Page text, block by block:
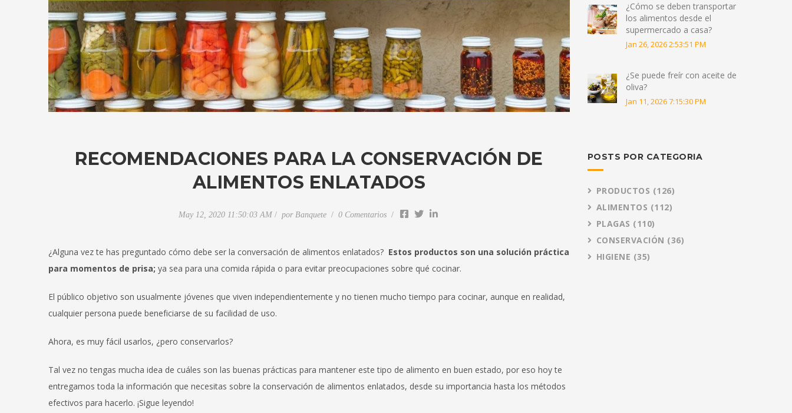
RECOMENDACIONES PARA LA CONSERVACIÓN DE
ALIMENTOS ENLATADOS
May 12, 2020 11:50:03 AM por Banquete 0 Comentarios
¿Alguna vez te has preguntado cómo debe ser la conversación de alimentos enlatados? Estos productos son una solución práctica
para momentos de prisa; ya sea para una comida rápida o para evitar preocupaciones sobre qué cocinar.
El público objetivo son usualmente jóvenes que viven independientemente y no tienen mucho tiempo para cocinar, aunque en realidad,
cualquier persona puede beneficiarse de su facilidad de uso.
Ahora, es muy fácil usarlos, ¿pero conservarlos?
Tal vez no tengas mucha idea de cuáles son las buenas prácticas para mantener este tipo de alimento en buen estado, por eso hoy te
entregamos toda la información que necesitas sobre la conservación de alimentos enlatados, desde su importancia hasta los métodos
efectivos para hacerlo. ¡Sigue leyendo!
¿Cómo se deben transportar
los alimentos desde el
supermercado a casa?
Jan 26, 2026 2:53:51 PM
¿Se puede freír con aceite de
oliva?
Jan 11, 2026 7:15:30 PM
POSTS POR CATEGORIA
PRODUCTOS (126)
ALIMENTOS (112)
PLAGAS (110)
CONSERVACIÓN (36)
HIGIENE (35)